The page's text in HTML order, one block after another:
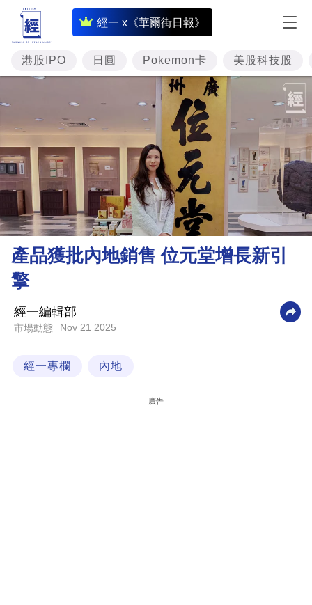
經一 x《華爾街日報》
即
時
財
經
題
投
資
樓
市
理
財
科
港股IPO 日圓 Pokemon卡 美股科技股
產品獲批內地銷售 位元堂增長新引
擎
經一編輯部
市場動態 Nov 21 2025
經一專欄 內地
廣告